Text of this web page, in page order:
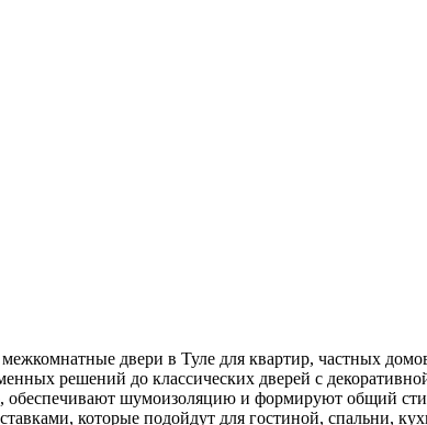
двери в Туле для квартир, частных
решений до классических дверей с
обеспечивают шумоизоляцию и формируют общий
которые подойдут для гостиной, спальни,